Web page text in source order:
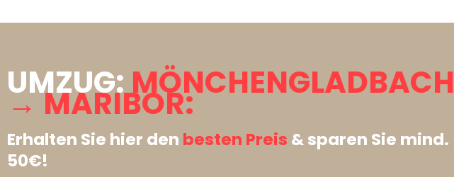
UMZUG:MÖNCHENGLADBACH
→ MARIBOR:
Erhalten Sie hier den besten Preis & sparen Sie mind.
50€!